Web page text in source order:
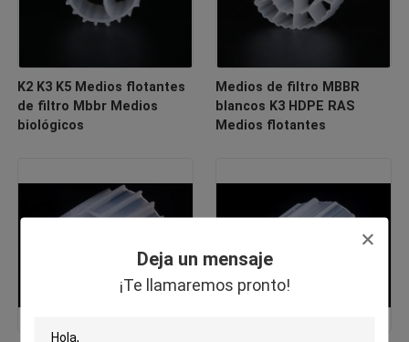
Deja un mensaje
¡Te llamaremos pronto!
K2 K3 K5 Medios flotantes
de filtro Mbbr Medios
biológicos
Medios de filtro MBBR
blancos K3 HDPE RAS
Medios flotantes